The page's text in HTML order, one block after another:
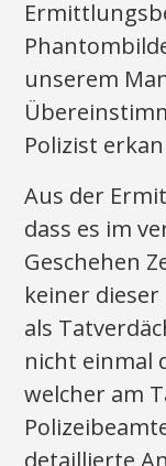
unserem
Polizist
Aus der
dass es im
Geschehen
keiner
als
nicht einmal
welcher am
detaillierte